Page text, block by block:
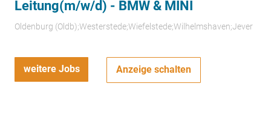
Leitung(m/w/d) - BMW & MINI
Oldenburg (Oldb);Westerstede;Wiefelstede;Wilhelmshaven;Jever
weitere Jobs Anzeige schalten